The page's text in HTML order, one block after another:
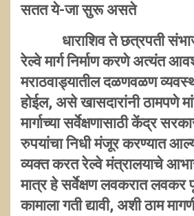
सतत ये-जा सुरू असते
धाराशिव ते छत्रपती
रेल्वे मार्ग निर्माण करणे अत्यंत
मराठवाड्यातील दळणवळण
होईल, असे खासदारांनी ठामपणे
मार्गाच्या सर्वेक्षणासाठी केंद्र
रुपयांचा निधी मंजूर करण्यात
व्यक्त करत रेल्वे मंत्रालयाचे
मात्र हे सर्वेक्षण लवकरात लवकर
कामाला गती द्यावी, अशी ठाम